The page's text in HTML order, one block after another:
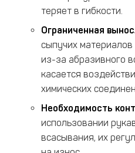
теряет в гибкости.
Ограниченная
сыпучих
из-за абразивного
касается
химических
Необходимость
использовании
всасывания, их